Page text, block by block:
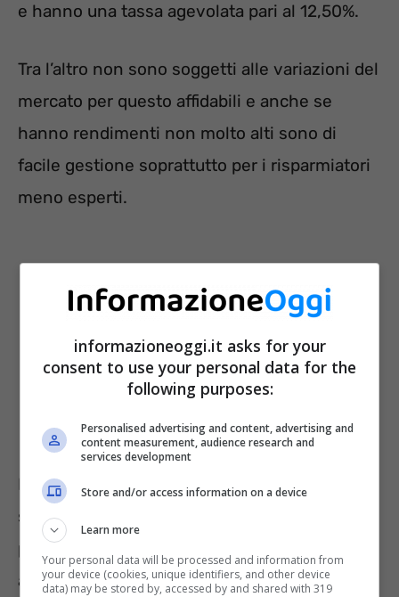
e hanno una tassa agevolata pari al 12,50%.
Tra l’altro non sono soggetti alle variazioni del
mercato per questo affidabili e anche se
hanno rendimenti non molto alti sono di
facile gestione soprattutto per i risparmiatori
meno esperti.
I buoni fruttiferi postali si possono
sottoscrivere presso un qualsiasi ufficio
postale ubicato nel territorio nazionale. Sono
ancora in forma cartacea anche se
informazioneoggi.it asks for your
consent to use your personal data for the
following purposes:
Personalised advertising and content, advertising and
content measurement, audience research and
services development
Store and/or access information on a device
Learn more
Your personal data will be processed and information from
your device (cookies, unique identifiers, and other device
data) may be stored by, accessed by and shared with 319